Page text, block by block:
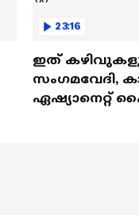
23:16
ഇത്
സംഗമവേദി,
ഏഷ്യാനെറ്റ്